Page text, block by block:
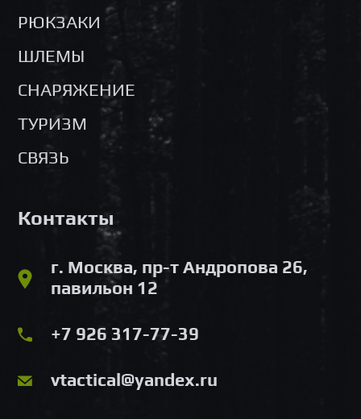
РЮКЗАКИ
ШЛЕМЫ
СНАРЯЖЕНИЕ
ТУРИЗМ
СВЯЗЬ
Контакты
г. Москва, пр-т Андропова 26,
павильон 12
+7 926 317-77-39
vtactical@yandex.ru